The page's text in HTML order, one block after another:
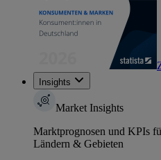
Insights
Market Insights
Marktprognosen und KPIs
Ländern & Gebieten